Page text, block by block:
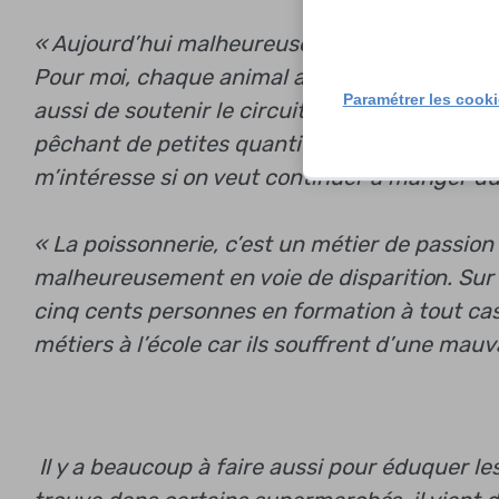
« Aujourd’hui malheureusement il y a
Pour moi, chaque animal abattu mérite le
aussi de soutenir le circuit court et de
pêchant de petites quantités, et sans abîmer
m’intéresse si on veut continuer à manger
« La poissonnerie, c’est un métier de
malheureusement en voie de disparition.
cinq cents personnes en formation à tout
métiers à l’école car ils souffrent d’une
Il y a beaucoup à faire aussi pour éduquer
Paramétrer les